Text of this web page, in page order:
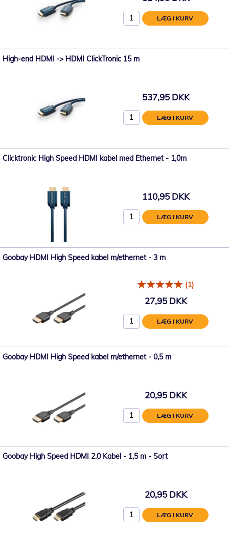
LÆG I KURV
High-end HDMI -> HDMI ClickTronic 15 m
537,95 DKK
LÆG I KURV
Clicktronic High Speed HDMI kabel med Ethernet - 1,0m
110,95 DKK
LÆG I KURV
Goobay HDMI High Speed kabel m/ethernet - 3 m
(1)
27,95 DKK
LÆG I KURV
Goobay HDMI High Speed kabel m/ethernet - 0,5 m
20,95 DKK
LÆG I KURV
Goobay High Speed ​​HDMI 2.0 Kabel - 1,5 m - Sort
20,95 DKK
LÆG I KURV